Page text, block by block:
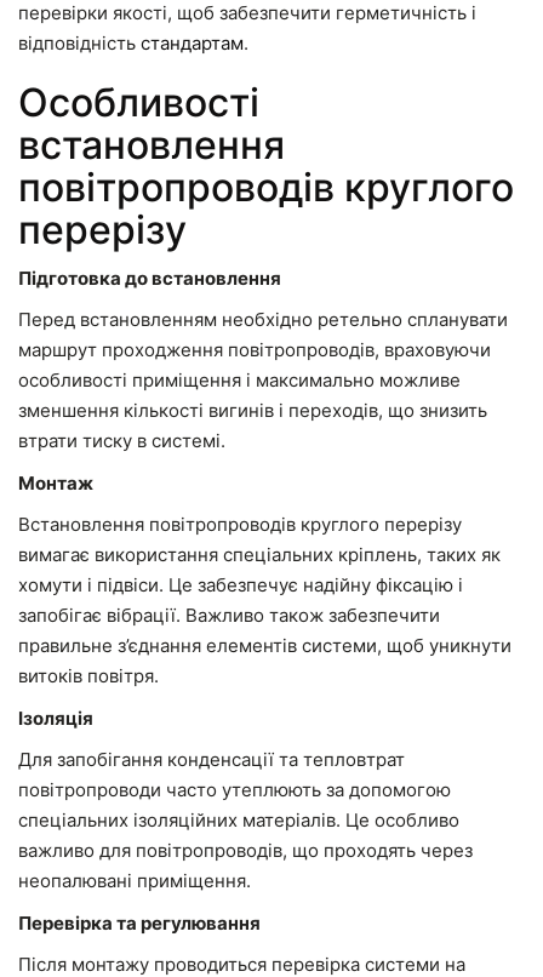
перевірки якості, щоб забезпечити герметичність і
відповідність стандартам.
Особливості
встановлення
повітропроводів круглого
перерізу
Підготовка до встановлення
Перед встановленням необхідно ретельно спланувати
маршрут проходження повітропроводів, враховуючи
особливості приміщення і максимально можливе
зменшення кількості вигинів і переходів, що знизить
втрати тиску в системі.
Монтаж
Встановлення повітропроводів круглого перерізу
вимагає використання спеціальних кріплень, таких як
хомути і підвіси. Це забезпечує надійну фіксацію і
запобігає вібрації. Важливо також забезпечити
правильне з’єднання елементів системи, щоб уникнути
витоків повітря.
Ізоляція
Для запобігання конденсації та тепловтрат
повітропроводи часто утеплюють за допомогою
спеціальних ізоляційних матеріалів. Це особливо
важливо для повітропроводів, що проходять через
неопалювані приміщення.
Перевірка та регулювання
Після монтажу проводиться перевірка системи на